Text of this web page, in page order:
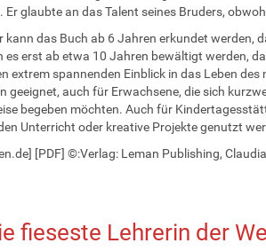
glaubte an das Talent seines Bruders,
das Buch ab 6 Jahren erkundet werden,
es erst ab etwa 10 Jahren bewältigt werden,
extrem spannenden Einblick in das Leben
geeignet, auch für Erwachsene, die sich
begeben möchten. Auch für
Unterricht oder kreative Projekte genutzt
[PDF] ©:Verlag: Leman Publishing,
fieseste Lehrerin der